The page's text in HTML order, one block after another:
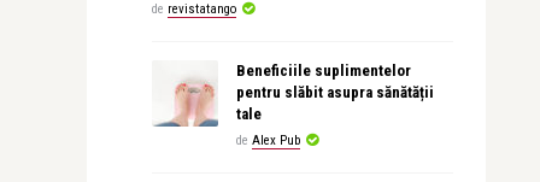
de revistatango
Beneficiile suplimentelor
pentru slăbit asupra sănătății
tale
de Alex Pub